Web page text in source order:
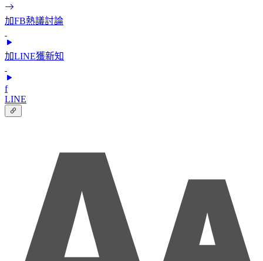
加FB熱議討論
加LINE獲新知
f
LINE